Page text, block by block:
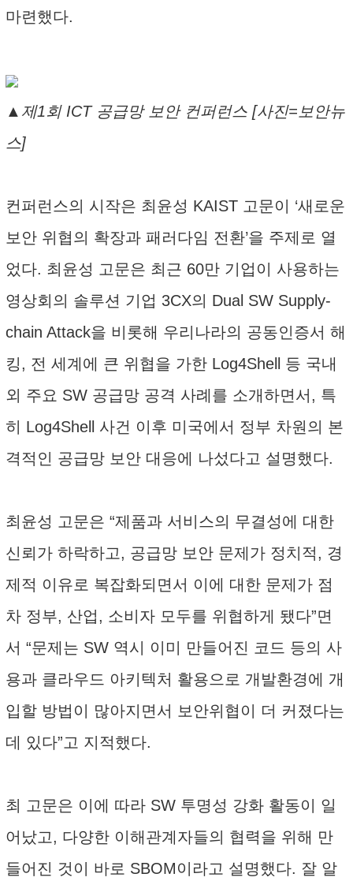
마련했다.
▲제1회 ICT 공급망 보안 컨퍼런스 [사진=보안뉴
스]
컨퍼런스의 시작은 최윤성 KAIST 고문이 ‘새로운
보안 위협의 확장과 패러다임 전환’을 주제로 열
었다. 최윤성 고문은 최근 60만 기업이 사용하는
영상회의 솔루션 기업 3CX의 Dual SW Supply-
chain Attack을 비롯해 우리나라의 공동인증서 해
킹, 전 세계에 큰 위협을 가한 Log4Shell 등 국내
외 주요 SW 공급망 공격 사례를 소개하면서, 특
히 Log4Shell 사건 이후 미국에서 정부 차원의 본
격적인 공급망 보안 대응에 나섰다고 설명했다.
최윤성 고문은 “제품과 서비스의 무결성에 대한
신뢰가 하락하고, 공급망 보안 문제가 정치적, 경
제적 이유로 복잡화되면서 이에 대한 문제가 점
차 정부, 산업, 소비자 모두를 위협하게 됐다”면
서 “문제는 SW 역시 이미 만들어진 코드 등의 사
용과 클라우드 아키텍처 활용으로 개발환경에 개
입할 방법이 많아지면서 보안위협이 더 커졌다는
데 있다”고 지적했다.
최 고문은 이에 따라 SW 투명성 강화 활동이 일
어났고, 다양한 이해관계자들의 협력을 위해 만
들어진 것이 바로 SBOM이라고 설명했다. 잘 알